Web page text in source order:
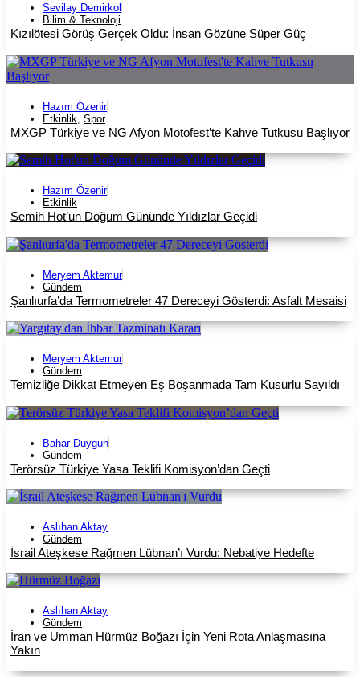
Sevilay Demirkol
Bilim & Teknoloji
Kızılötesi Görüş Gerçek Oldu: İnsan Gözüne Süper Güç
Hazım Özenir
Etkinlik Spor
MXGP Türkiye ve NG Afyon Motofest’te Kahve Tutkusu Başlıyor
Hazım Özenir
Etkinlik
Semih Hot’un Doğum Gününde Yıldızlar Geçidi
Meryem Aktemur
Gündem
Şanlıurfa’da Termometreler 47 Dereceyi Gösterdi: Asfalt Mesaisi
Meryem Aktemur
Gündem
Temizliğe Dikkat Etmeyen Eş Boşanmada Tam Kusurlu Sayıldı
Bahar Duygun
Gündem
Terörsüz Türkiye Yasa Teklifi Komisyon’dan Geçti
Aslıhan Aktay
Gündem
İsrail Ateşkese Rağmen Lübnan’ı Vurdu: Nebatiye Hedefte
Aslıhan Aktay
Gündem
İran ve Umman Hürmüz Boğazı İçin Yeni Rota Anlaşmasına
Yakın